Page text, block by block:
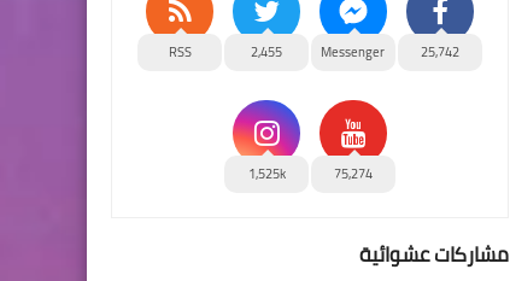
25,742
Messenger
2,455
RSS
75,274
1,525k
مشاركات عشوائية